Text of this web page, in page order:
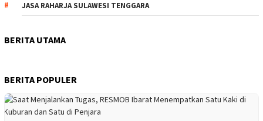
JASA RAHARJA SULAWESI TENGGARA
BERITA UTAMA
BERITA POPULER